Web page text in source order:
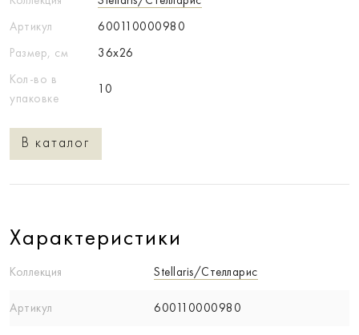
Артикул
600110000980
Размер, см
36x26
Кол-во в
упаковке
10
В каталог
Характеристики
Коллекция Stellaris/Стелларис
Артикул 600110000980